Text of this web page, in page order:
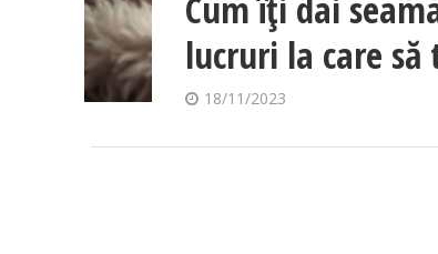
lucruri la care
18/11/2023